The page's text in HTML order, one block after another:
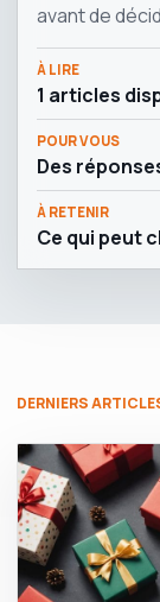
avant de
À LIRE
1 articles
POUR VOUS
Des
À RETENIR
Ce qui peut
DERNIERS